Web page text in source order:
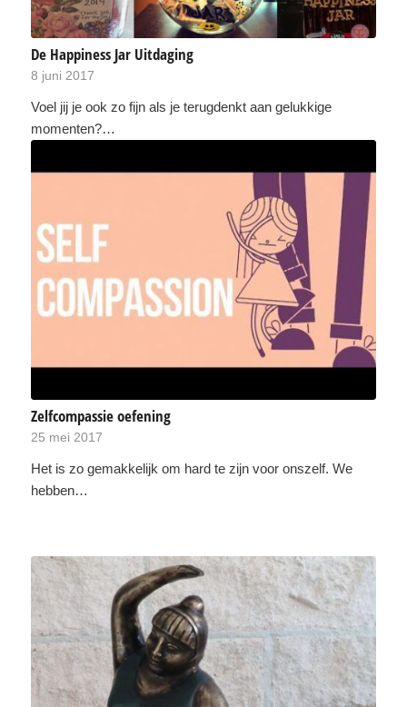
De Happiness Jar Uitdaging
8 juni 2017
Voel jij je ook zo fijn als je terugdenkt aan gelukkige
momenten?…
Zelfcompassie oefening
25 mei 2017
Het is zo gemakkelijk om hard te zijn voor onszelf. We
hebben…